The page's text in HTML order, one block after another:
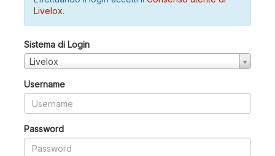
Livelox.
Sistema di Login
Livelox
Username
Password